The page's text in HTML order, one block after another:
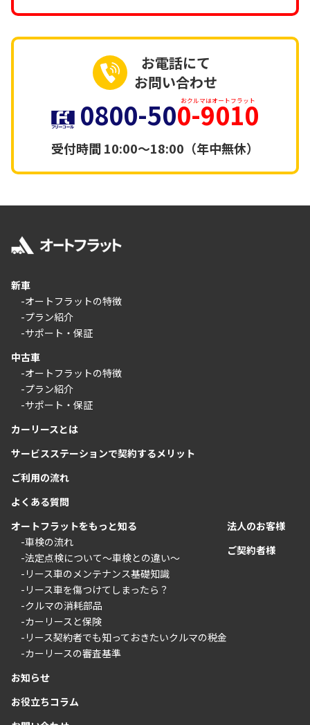
お電話にて
お問い合わせ
0800-500-9010
おクルマはオートフラット
受付時間10:00～18:00（年中無休）
新車
-オートフラットの特徴
-プラン紹介
-サポート・保証
中古車
-オートフラットの特徴
-プラン紹介
-サポート・保証
カーリースとは
サービスステーションで契約するメリット
ご利用の流れ
よくある質問
オートフラットをもっと知る
-車検の流れ
-法定点検について〜車検との違い〜
-リース車のメンテナンス基礎知識
-リース車を傷つけてしまったら？
-クルマの消耗部品
-カーリースと保険
-リース契約者でも知っておきたいクルマの税金
-カーリースの審査基準
お知らせ
お役立ちコラム
法人のお客様
ご契約者様